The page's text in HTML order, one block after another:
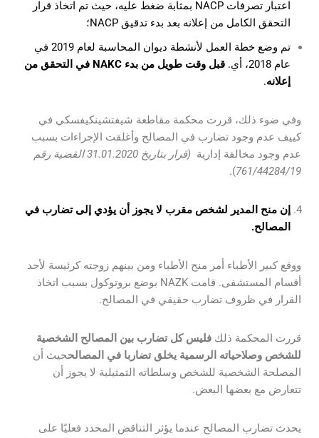
اعتبار تصرفات NACP بمثابة ضغط عليه، حيث تم اتخاذ قرار
التحقق الكامل من إعلانه بعد بدء تدقيق NACP؛
تم وضع خطة العمل لأنشطة ديوان المحاسبة لعام 2019 في
عام 2018، أي.
قبل وقت طويل من بدء NAKC في التحقق من
إعلانه.
وفي ضوء ذلك، قررت محكمة مقاطعة شيفتشينكيفسكي في
كييف عدم وجود تضارب في المصالح وأغلقت الإجراءات بسبب
عدم وجود مخالفة إدارية
(قرار بتاريخ 31.01.2020 القضية رقم
761/44284/19
).
إن منح المدير لشخص مقرب لا يجوز أن يؤدي إلى تضارب في
المصالح.
ووقع كبير الأطباء أمر منح الأطباء ومن بينهم زوجته كرئيسة لأحد
أقسام المستشفى. قامت NAZK بوضع بروتوكول بسبب اتخاذ
القرار في ظروف تضارب حقيقي في المصالح.
قررت المحكمة ذلك فليس كل تضارب بين المصالح الشخصية
للشخص وصلاحياته الرسمية يخلق تضاربا في المصالححيث أن
المصلحة الشخصية للشخص وسلطاته التمثيلية لا يجوز أن
تتعارض مع بعضها البعض.
يحدث تضارب المصالح عندما يؤثر التناقض المحدد فعليًا على